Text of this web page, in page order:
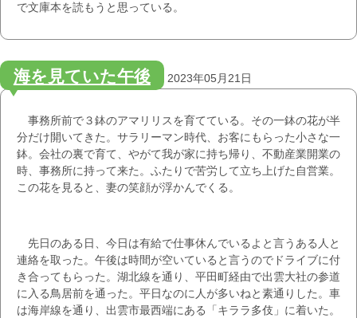
で文庫本を読もうと思っている。
海を見ていた午後 2023年05月21日
事務所前で３鉢のアマリリスを育てている。その一鉢の花が半
分だけ開いてきた。サラリーマン時代、お客にもらった小さな一
鉢。会社の裏で育て、やがて我が家に持ち帰り、不動産業開業の
時、事務所に持って来た。ふたりで苦労して立ち上げた自営業。
この花を見ると、妻の笑顔が浮かんでくる。
先日のある日、今日は有給で仕事休んでいるよと言うある人と
連絡を取った。午後は時間が空いていると言うのでドライブに付
き合ってもらった。湖北線を通り、平田町経由で出雲大社の参道
に入る鳥居前を通った。平日なのに人が多いねと素通りした。車
は海岸線を通り、出雲市最西端にある「キララ多伎」に着いた。